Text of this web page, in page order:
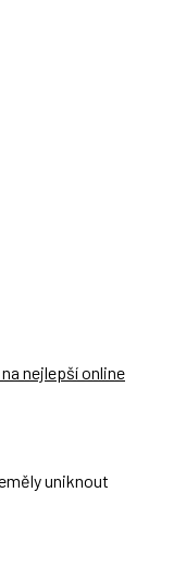
nejlepší online
uniknout